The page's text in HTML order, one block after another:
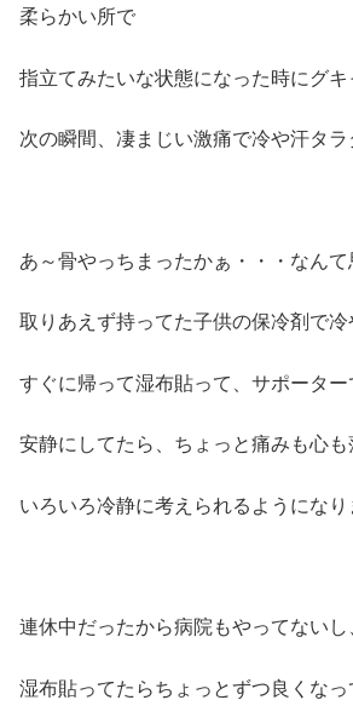
柔らかい所で
指立てみたいな状態になった時にグキ
次の瞬間、凄まじい激痛で冷や汗タラ
あ～骨やっちまったかぁ・・・なんて
取りあえず持ってた子供の保冷剤で冷
すぐに帰って湿布貼って、サポーター
安静にしてたら、ちょっと痛みも心も
いろいろ冷静に考えられるようになり
連休中だったから病院もやってないし
湿布貼ってたらちょっとずつ良くなっ